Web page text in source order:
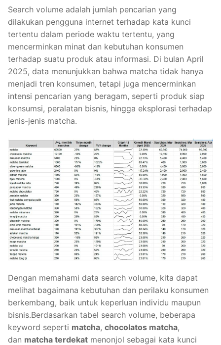
Search volume adalah jumlah pencarian yang
dilakukan pengguna internet terhadap kata kunci
tertentu dalam periode waktu tertentu, yang
mencerminkan minat dan kebutuhan konsumen
terhadap suatu produk atau informasi. Di bulan April
2025, data menunjukkan bahwa matcha tidak hanya
menjadi tren konsumen, tetapi juga mencerminkan
intensi pencarian yang beragam, seperti produk siap
konsumsi, peralatan bisnis, hingga eksplorasi terhadap
jenis-jenis matcha.
Dengan memahami data search volume, kita dapat
melihat bagaimana kebutuhan dan perilaku konsumen
berkembang, baik untuk keperluan individu maupun
bisnis.Berdasarkan tabel search volume, beberapa
keyword seperti matcha, chocolatos matcha,
dan matcha terdekat menonjol sebagai kata kunci